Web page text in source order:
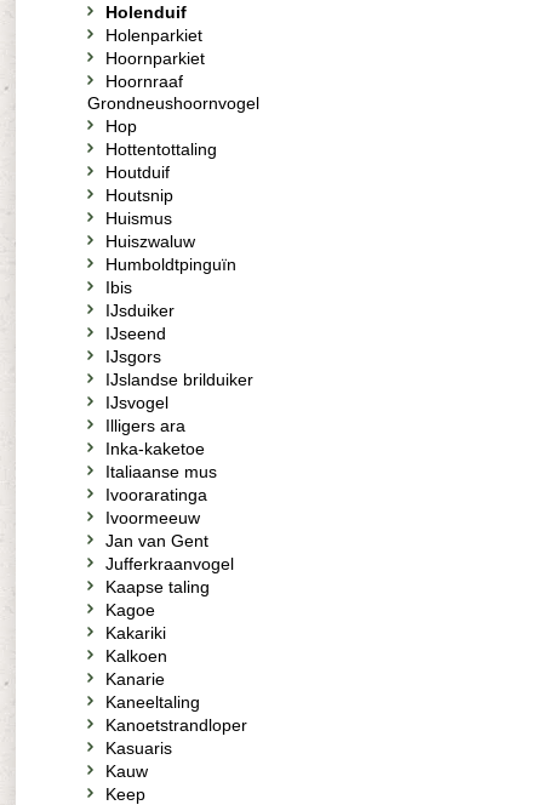
Holenduif
Holenparkiet
Hoornparkiet
Hoornraaf
Grondneushoornvogel
Hop
Hottentottaling
Houtduif
Houtsnip
Huismus
Huiszwaluw
Humboldtpinguïn
Ibis
IJsduiker
IJseend
IJsgors
IJslandse brilduiker
IJsvogel
Illigers ara
Inka-kaketoe
Italiaanse mus
Ivooraratinga
Ivoormeeuw
Jan van Gent
Jufferkraanvogel
Kaapse taling
Kagoe
Kakariki
Kalkoen
Kanarie
Kaneeltaling
Kanoetstrandloper
Kasuaris
Kauw
Keep